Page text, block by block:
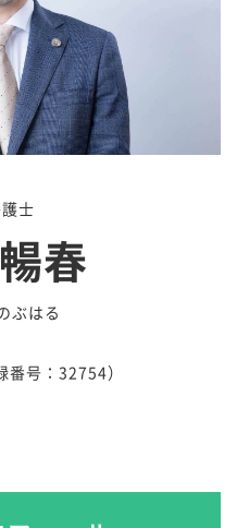
士
春
ぶはる
番号：32754）